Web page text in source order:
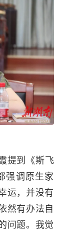
提到《斯飞
强调原生家
运，并没有
然有办法自
问题。我觉